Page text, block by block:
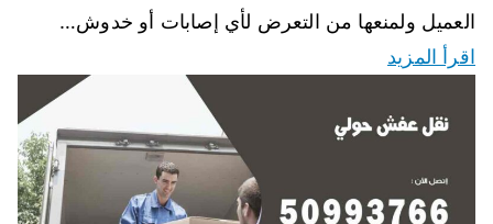
العميل ولمنعها من التعرض لأي إصابات أو خدوش…
اقرأ المزيد